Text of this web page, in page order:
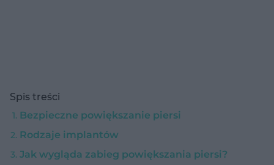
Spis treści
Bezpieczne powiększanie piersi
Rodzaje implantów
Jak wygląda zabieg powiększania piersi?